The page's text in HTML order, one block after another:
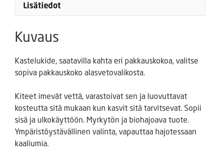
Lisätiedot
Kuvaus
Kastelukide, saatavilla kahta eri pakkauskokoa, valitse
sopiva pakkauskoko alasvetovalikosta.
Kiteet imevät vettä, varastoivat sen ja luovuttavat
kosteutta sitä mukaan kun kasvit sitä tarvitsevat. Sopii
sisä ja ulkokäyttöön. Myrkytön ja biohajoava tuote.
Ympäristöystävällinen valinta, vapauttaa hajotessaan
kaaliumia.